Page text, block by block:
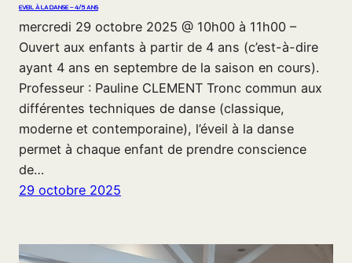
EVEIL À LA DANSE – 4/5 ANS
mercredi 29 octobre 2025 @ 10h00 à 11h00 –
Ouvert aux enfants à partir de 4 ans (c’est-à-dire
ayant 4 ans en septembre de la saison en cours).
Professeur : Pauline CLEMENT Tronc commun aux
différentes techniques de danse (classique,
moderne et contemporaine), l’éveil à la danse
permet à chaque enfant de prendre conscience
de…
29 octobre 2025